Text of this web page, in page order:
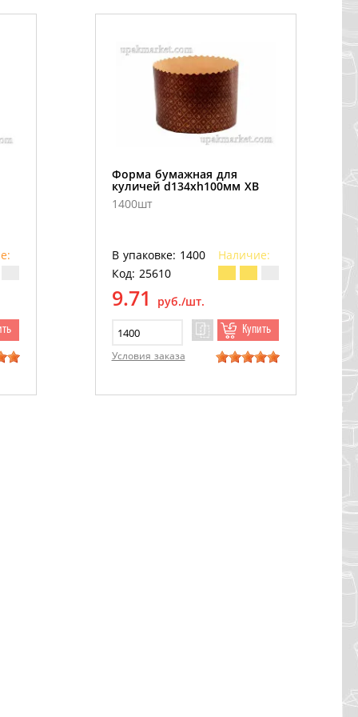
Форма бумажная для
куличей d134хh100мм ХВ
1400шт
В упаковке: 1400
Наличие:
Код: 25610
9.71 руб./шт.
Купить
Условия заказа